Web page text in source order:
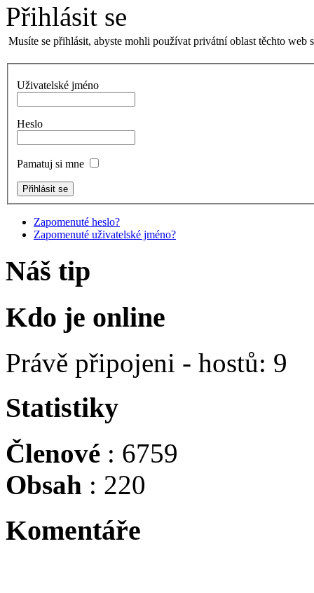
Přihlásit se
Musíte se přihlásit, abyste mohli používat privátní oblast těchto web
Uživatelské jméno
Heslo
Pamatuj si mne
Zapomenuté heslo?
Zapomenuté uživatelské jméno?
Náš tip
Kdo je online
Právě připojeni - hostů: 9
Statistiky
Členové : 6759
Obsah : 220
Komentáře